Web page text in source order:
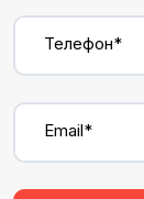
Телефон*
Email*